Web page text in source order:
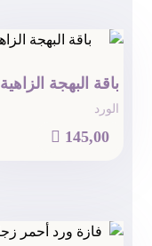
باقة البهجة الزاهية
الورد
 145,00